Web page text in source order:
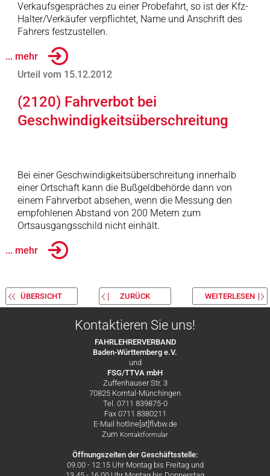
Verkaufsgespräches zu einer Probefahrt, so ist der Kfz-
Halter/Verkäufer verpflichtet, Name und Anschrift des
Fahrers festzustellen.
... mehr
Urteil vom 15.12.2012
(2120) Fahrverbot bei
Geschwindigkeitsüberschreitung
Bei einer Geschwindigkeitsüberschreitung innerhalb
einer Ortschaft kann die Bußgeldbehörde dann von
einem Fahrverbot absehen, wenn die Messung den
empfohlenen Abstand von 200 Metern zum
Ortsausgangsschild nicht einhält.
... mehr
ÜBERSICHT ZURÜCK WEITERLESEN
Kontaktieren Sie uns!
FAHRLEHRERVERBAND
Baden-Württemberg e.V.
und
FSG/TTVA mbH
Zuffenhauser Str. 3
70825 Korntal-Münchingen
Tel. 0711 839875-0
Fax 0711 8380211
E-Mail hotline[at]flvbw.de
Zum Kontaktformular
Öffnungszeiten der Geschäftsstelle:
09.00 - 12.15 Uhr Montag bis Freitag und